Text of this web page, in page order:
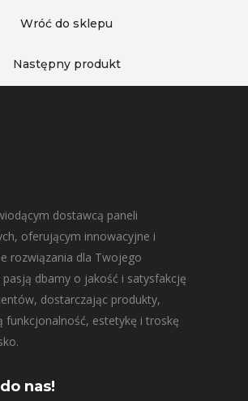
Wróć do sklepu
Następny produkt
dostawcą paneli
oferującym innowacyjne i
rozwiązania dla Twojego
dbamy o jakość i satysfakcję
dostarczając produkty,
funkcjonalność, estetykę i troskę
nas!